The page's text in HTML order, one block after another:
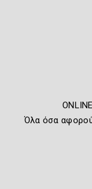
Όλα όσα